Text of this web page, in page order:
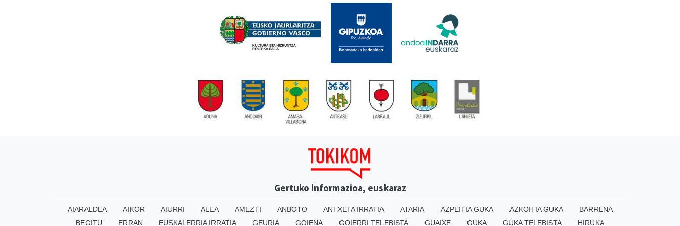
Gertuko informazioa, euskaraz
AIARALDEA AIKOR AIURRI ALEA AMEZTI ANBOTO ANTXETA IRRATIA ATARIA AZPEITIA GUKA AZKOITIA GUKA
BARRENA
BEGITU
ERRAN EUSKALERRIA IRRATIA GEURIA GOIENA GOIERRI TELEBISTA GUAIXE GUKA GUKA TELEBISTA HIRUKA